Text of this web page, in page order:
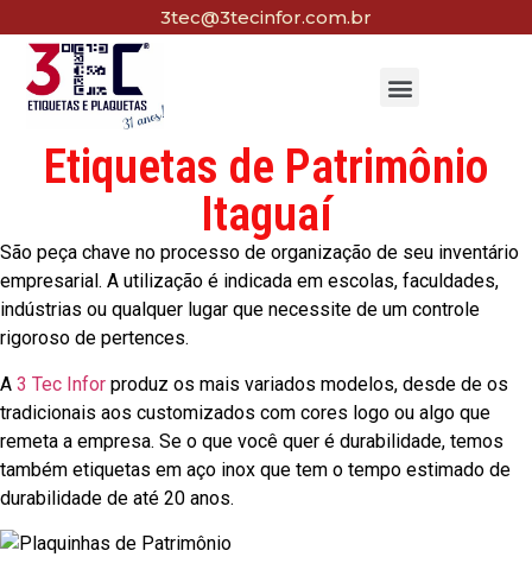
3tec@3tecinfor.com.br
Etiquetas de Patrimônio
Itaguaí
São peça chave no processo de organização de seu inventário
empresarial. A utilização é indicada em escolas, faculdades,
indústrias ou qualquer lugar que necessite de um controle
rigoroso de pertences.
A 3 Tec Infor produz os mais variados modelos, desde de os
tradicionais aos customizados com cores logo ou algo que
remeta a empresa. Se o que você quer é durabilidade, temos
também etiquetas em aço inox que tem o tempo estimado de
durabilidade de até 20 anos.